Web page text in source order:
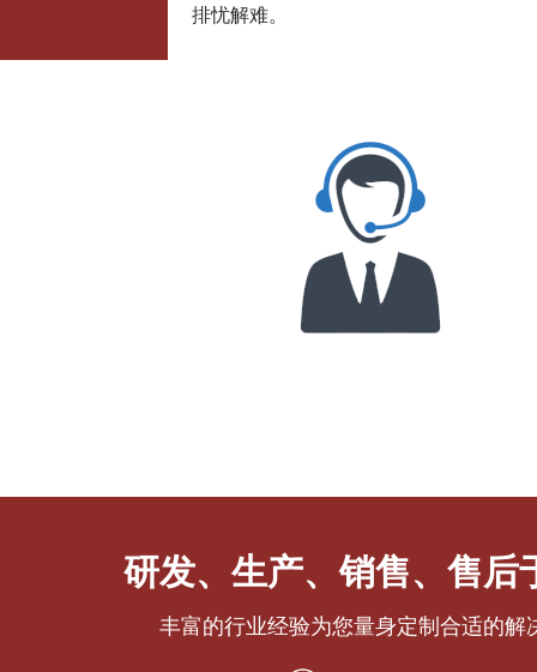
排忧解难。
研发、生产、销售、售后
丰富的行业经验为您量身定制合适的解